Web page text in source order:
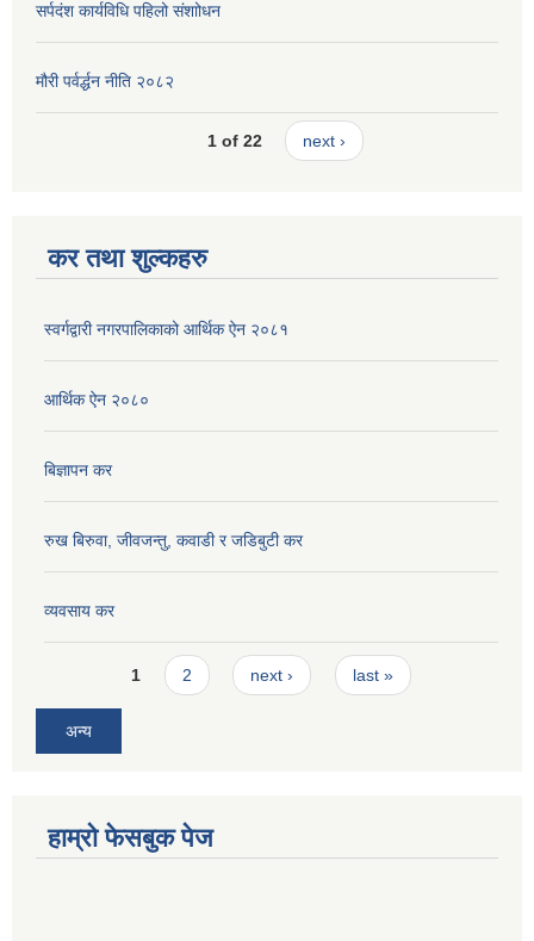
सर्पदंश कार्यविधि पहिलो संशाोधन
मौरी पर्वर्द्धन नीति २०८२
1 of 22 next ›
कर तथा शुल्कहरु
स्वर्गद्वारी नगरपालिकाको आर्थिक ऐन २०८१
आर्थिक ऐन २०८०
बिज्ञापन कर
रुख बिरुवा, जीवजन्तु, कवाडी र जडिबुटी कर
व्यवसाय कर
Pages1 2 next › last »
अन्य
हाम्रो फेसबुक पेज